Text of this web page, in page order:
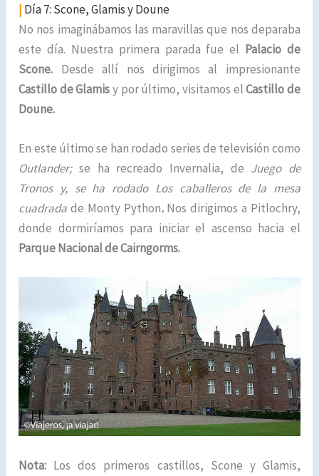
| Día 7: Scone, Glamis y Doune
No nos imaginábamos las maravillas que nos deparaba
este día. Nuestra primera parada fue el Palacio de
Scone. Desde allí nos dirigimos al impresionante
Castillo de Glamisy por último, visitamos elCastillo de
Doune.
En este último se han rodado series de televisión como
Outlander; se ha recreado Invernalia, de Juego de
Tronos y, se ha rodado Los caballeros de la mesa
cuadrada de Monty Python. Nos dirigimos a Pitlochry,
donde dormiríamos para iniciar el ascenso hacia el
Parque Nacional de Cairngorms.
Nota: Los dos primeros castillos, Scone y Glamis,